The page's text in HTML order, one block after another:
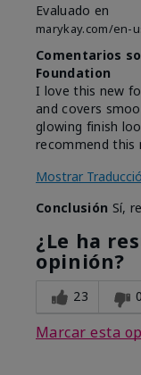
Evaluado en
marykay.com/en-
Comentarios
Foundation
I love this new
and covers
glowing finish
recommend this
Mostrar
Conclusión Sí,
¿Le ha
opinión?
23 0
Marcar esta